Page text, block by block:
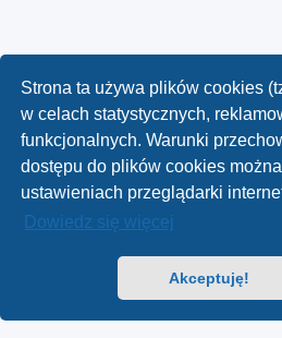
Strona ta używa plików cookies
w celach statystycznych,
funkcjonalnych. Warunki
dostępu do plików cookies
ustawieniach przeglądarki
Dowiedz się więcej
Akceptuję!